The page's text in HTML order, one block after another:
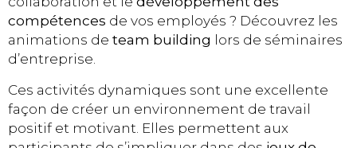
compétences de vos employés ? Découvrez les
animations de team building lors de séminaires
d’entreprise.
Ces activités dynamiques sont une excellente
façon de créer un environnement de travail
positif et motivant. Elles permettent aux